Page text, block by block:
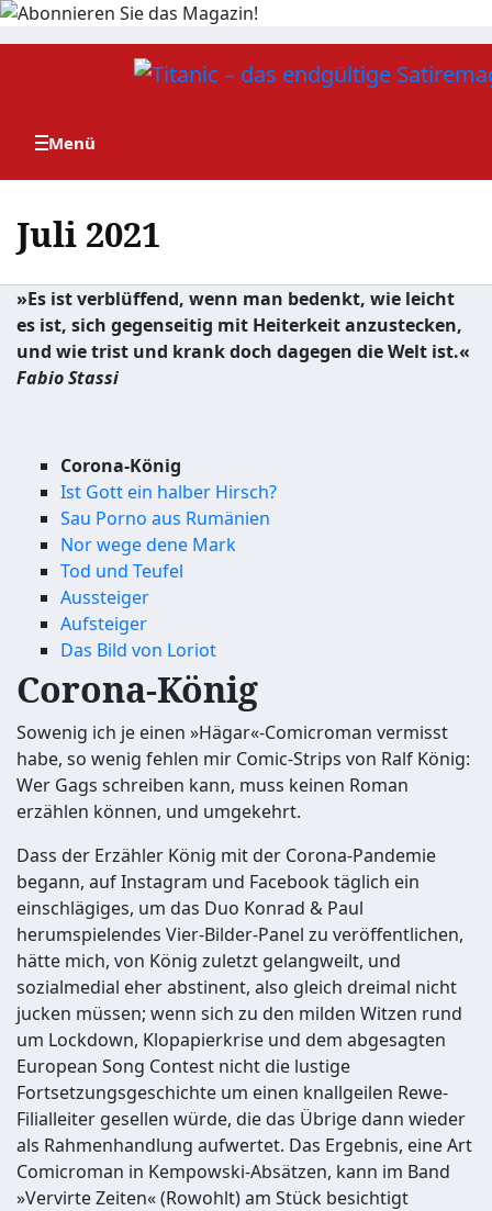
Zum
Juli 2021
»Es ist verblüffend, wenn man bedenkt, wie leicht
es ist, sich gegenseitig mit Heiterkeit anzustecken,
und wie trist und krank doch dagegen die Welt ist.«
Fabio Stassi
Corona-König
Ist Gott ein halber Hirsch?
Sau Porno aus Rumänien
Nor wege dene Mark
Tod und Teufel
Aussteiger
Aufsteiger
Das Bild von Loriot
Corona-König
Sowenig ich je einen »Hägar«-Comicroman vermisst
habe, so wenig fehlen mir Comic-Strips von Ralf König:
Wer Gags schreiben kann, muss keinen Roman
erzählen können, und umgekehrt.
Dass der Erzähler König mit der Corona-Pandemie
begann, auf Instagram und Facebook täglich ein
einschlägiges, um das Duo Konrad & Paul
herumspielendes Vier-Bilder-Panel zu veröffentlichen,
hätte mich, von König zuletzt gelangweilt, und
sozialmedial eher abstinent, also gleich dreimal nicht
jucken müssen; wenn sich zu den milden Witzen rund
um Lockdown, Klopapierkrise und dem abgesagten
European Song Contest nicht die lustige
Fortsetzungsgeschichte um einen knallgeilen Rewe-
Filialleiter gesellen würde, die das Übrige dann wieder
als Rahmenhandlung aufwertet. Das Ergebnis, eine Art
Comicroman in Kempowski-Absätzen, kann im Band
»Vervirte Zeiten« (Rowohlt) am Stück besichtigt